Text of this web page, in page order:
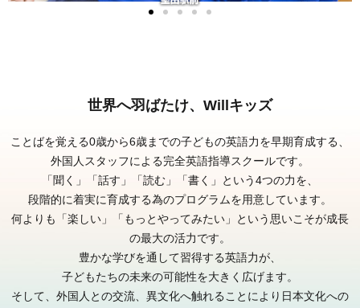
世界へ羽ばたけ、Willキッズ
ことばを覚える0歳から6歳までの子どもの英語力を早期育成する、
外国人スタッフによる完全英語指導スクールです。
「聞く」「話す」「読む」「書く」という4つの力を、
段階的に着実に育成する為のプログラムを用意しています。
何よりも「楽しい」「もっとやってみたい」という思いこそが成長
の最大の活力です。
豊かな学びを通して習得する英語力が、
子どもたちの未来の可能性を大きく広げます。
そして、外国人との交流、異文化へ触れることにより日本文化への